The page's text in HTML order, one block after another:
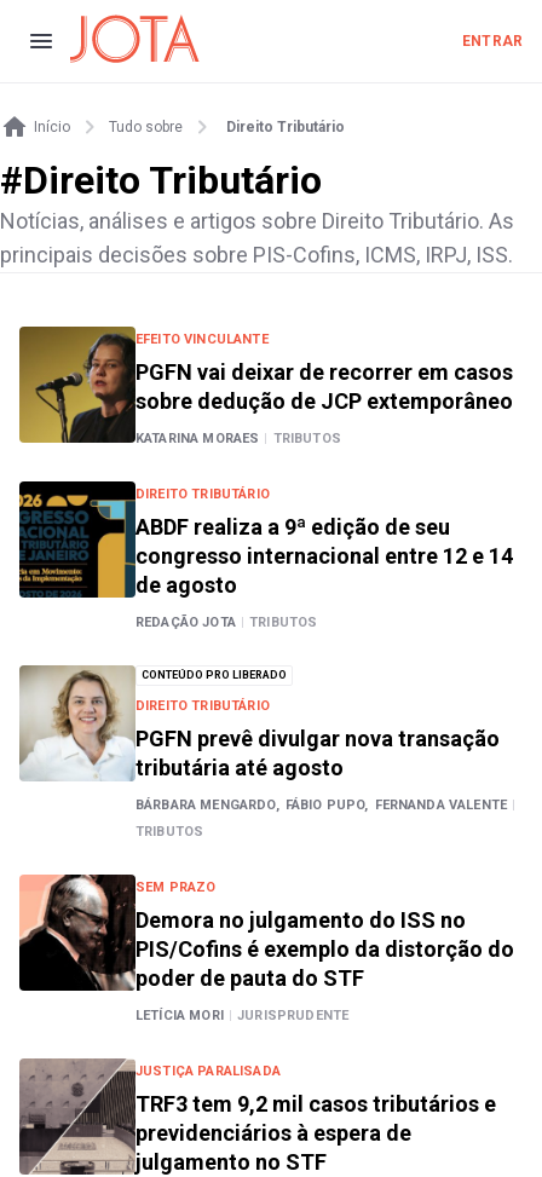
ENTRAR
Início Tudo sobre Direito Tributário
#Direito Tributário
Notícias, análises e artigos sobre Direito Tributário. As
principais decisões sobre PIS-Cofins, ICMS, IRPJ, ISS.
EFEITO VINCULANTE
PGFN vai deixar de recorrer em casos
sobre dedução de JCP extemporâneo
KATARINA MORAES | TRIBUTOS
DIREITO TRIBUTÁRIO
ABDF realiza a 9ª edição de seu
congresso internacional entre 12 e 14
de agosto
REDAÇÃO JOTA | TRIBUTOS
CONTEÚDO PRO LIBERADO
DIREITO TRIBUTÁRIO
PGFN prevê divulgar nova transação
tributária até agosto
BÁRBARA MENGARDO, FÁBIO PUPO, FERNANDA VALENTE |
TRIBUTOS
SEM PRAZO
Demora no julgamento do ISS no
PIS/Cofins é exemplo da distorção do
poder de pauta do STF
LETÍCIA MORI | JURISPRUDENTE
JUSTIÇA PARALISADA
TRF3 tem 9,2 mil casos tributários e
previdenciários à espera de
julgamento no STF